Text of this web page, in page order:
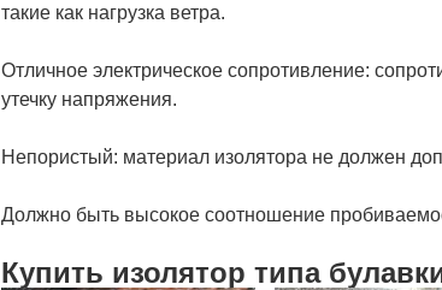
такие как нагрузка ветра.
Отличное электрическое сопротивление:
утечку напряжения.
Непористый: материал изолятора не должен
Должно быть высокое соотношение
Купить изолятор типа